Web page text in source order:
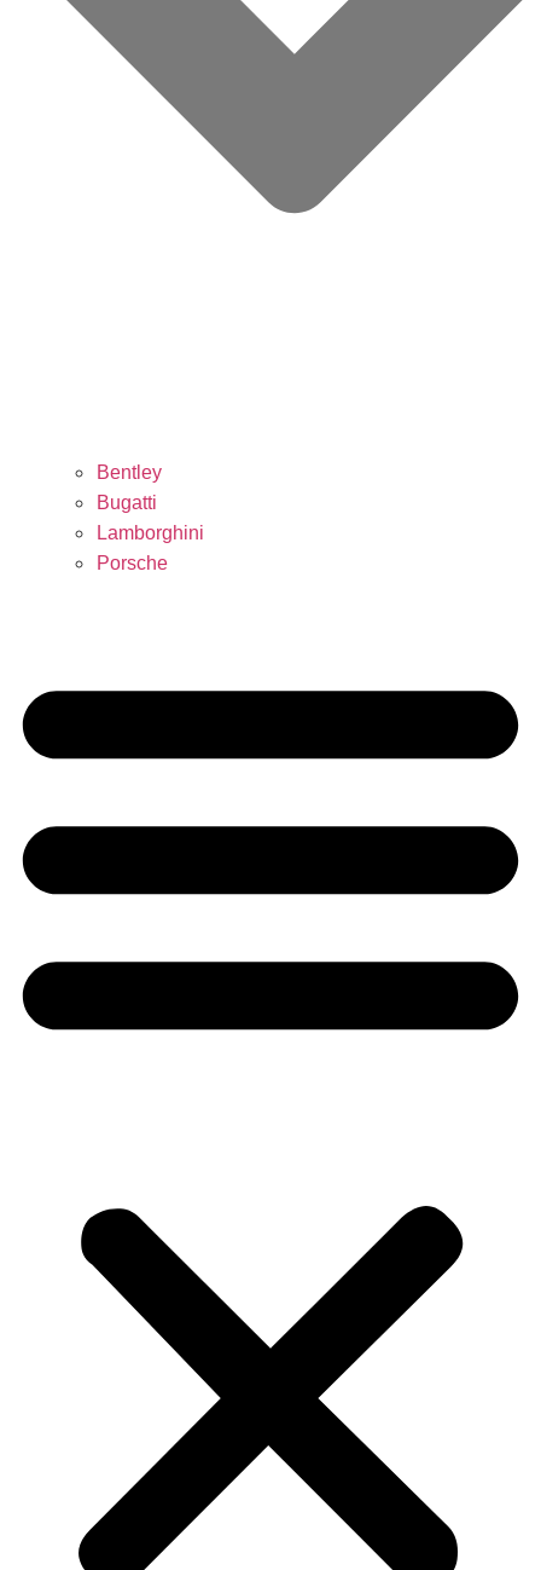
Bentley
Bugatti
Lamborghini
Porsche